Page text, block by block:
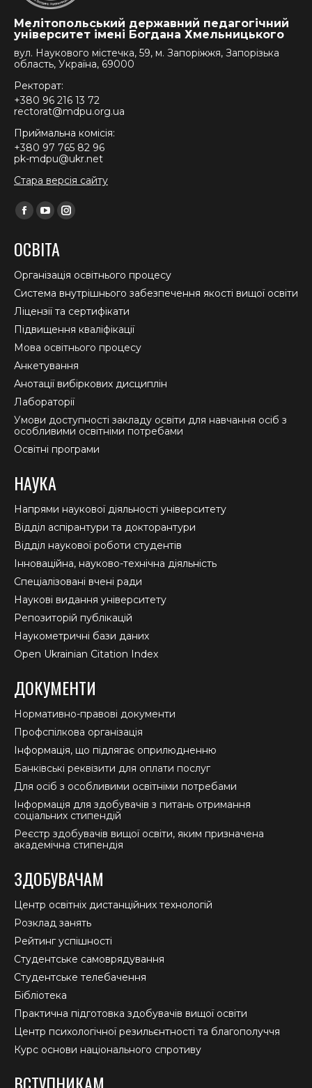
Мелітопольський державний педагогічний
університет імені Богдана Хмельницького
вул. Наукового містечка, 59, м. Запоріжжя, Запорізька
область, Україна, 69000
Ректорат:
+380 96 216 13 72
rectorat@mdpu.org.ua
Приймальна комісія:
+380 97 765 82 96
pk-mdpu@ukr.net
Стара версія сайту
Find us on:
Facebook
opens
in
new
window
YouTube
opens
in
new
window
Instagram
in
new
window
ОСВІТА
Організація освітнього процесу
Система внутрішнього забезпечення якості вищої освіти
Ліцензії та сертифікати
Підвищення кваліфікації
Мова освітнього процесу
Анкетування
Анотації вибіркових дисциплін
Лабораторії
Умови доступності закладу освіти для навчання осіб з
особливими освітніми потребами
Освітні програми
НАУКА
Напрями наукової діяльності університету
Відділ аспірантури та докторантури
Відділ наукової роботи студентів
Інноваційна, науково-технічна діяльність
Спеціалізовані вчені ради
Наукові видання університету
Репозиторій публікацій
Наукометричні бази даних
Open Ukrainian Citation Index
ДОКУМЕНТИ
Нормативно-правові документи
Профспілкова організація
Інформація, що підлягає оприлюдненню
Банківські реквізити для оплати послуг
Для осіб з особливими освітніми потребами
Інформація для здобувачів з питань отримання
соціальних стипендій
Реєстр здобувачів вищої освіти, яким призначена
академічна стипендія
ЗДОБУВАЧАМ
Центр освітніх дистанційних технологій
Розклад занять
Рейтинг успішності
Студентське самоврядування
Студентське телебачення
Бібліотека
Практична підготовка здобувачів вищої освіти
Центр психологічної резильєнтності та благополуччя
Курс основи національного спротиву